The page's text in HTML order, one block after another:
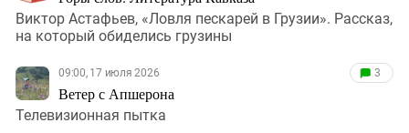
Виктор Астафьев, «Ловля пескарей в Грузии». Рассказ,
на который обиделись грузины
09:00, 17 июля 2026
Ветер с Апшерона
3
Телевизионная пытка